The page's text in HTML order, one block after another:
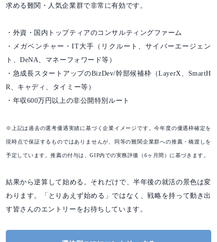
求める難関・人気企業群で非常に有効です。
・外資・国内トップティアのコンサルティングファーム
・メガベンチャー・IT大手（リクルート、サイバーエージェン
ト、DeNA、マネーフォワード等）
・急成長スタートアップのBizDev/幹部候補枠（LayerX、SmartH
R、キャディ、タイミー等）
・年収600万円以上の非公開特別ルート
※上記は過去の選考優遇実績に基づく企業イメージです。今年度の優遇枠確定を
現時点で保証するものではありませんが、同等の難関企業群への推薦・橋渡しを
予定しています。推薦の付与は、GIP内での実務評価（6ヶ月間）に基づきます。
結果から逆算して始める。それだけで、半年後の就活の景色は変
わります。「とりあえず始める」ではなく、戦略を持って動き出
す皆さんのエントリーをお待ちしています。